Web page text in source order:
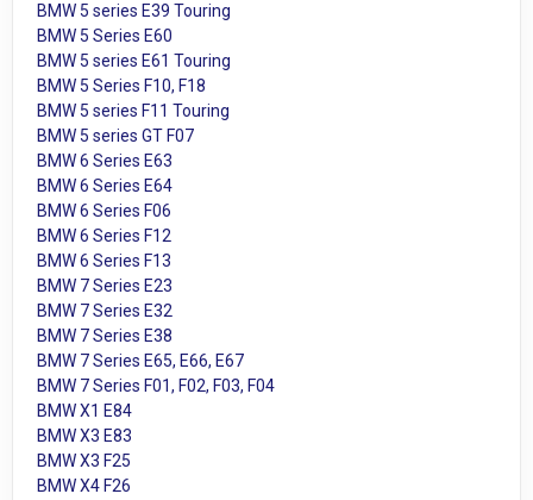
BMW 5 series E39 Touring
BMW 5 Series E60
BMW 5 series E61 Touring
BMW 5 Series F10, F18
BMW 5 series F11 Touring
BMW 5 series GT F07
BMW 6 Series E63
BMW 6 Series E64
BMW 6 Series F06
BMW 6 Series F12
BMW 6 Series F13
BMW 7 Series E23
BMW 7 Series E32
BMW 7 Series E38
BMW 7 Series E65, E66, E67
BMW 7 Series F01, F02, F03, F04
BMW X1 E84
BMW X3 E83
BMW X3 F25
BMW X4 F26